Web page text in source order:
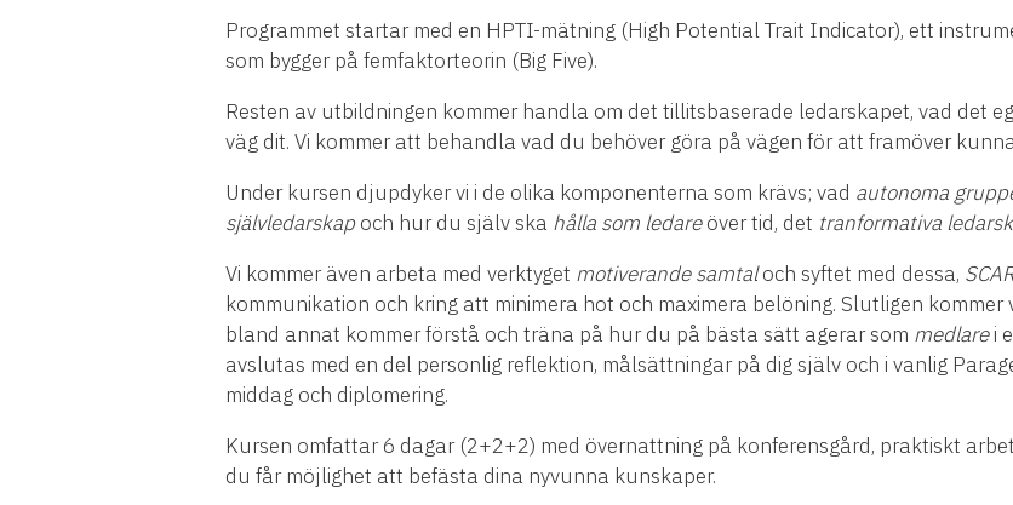
Programmet startar med en HPTI-mätning (High Potential Trait Indicator), ett
som bygger på femfaktorteorin (Big Five).
Resten av utbildningen kommer handla om det tillitsbaserade ledarskapet, vad det
väg dit. Vi kommer att behandla vad du behöver göra på vägen för att framöver
Under kursen djupdyker vi i de olika komponenterna som krävs; vad autonoma
självledarskapoch hur du själv ska hålla som ledareöver tid, det tranformativa
Vi kommer även arbeta med verktyget motiverande samtaloch syftet med dessa,
kommunikation och kring att minimera hot och maximera belöning. Slutligen kommer
bland annat kommer förstå och träna på hur du på bästa sätt agerar som medlarei
avslutas med en del personlig reflektion, målsättningar på dig själv och i vanlig
middag och diplomering.
Kursen omfattar 6 dagar (2+2+2) med övernattning på konferensgård, praktiskt
du får möjlighet att befästa dina nyvunna kunskaper.